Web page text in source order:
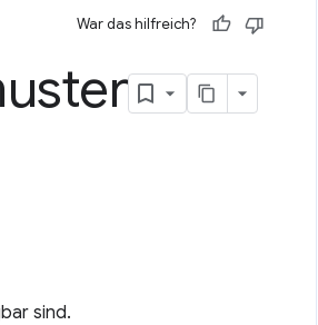
War das hilfreich?
sind.